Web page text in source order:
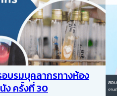
บรมบุคลากรทางห้อง
ง ครั้งที่ 30